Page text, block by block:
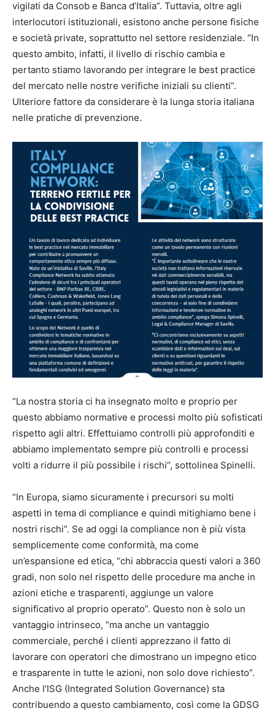
vigilati da Consob e Banca d’Italia”. Tuttavia, oltre agli
interlocutori istituzionali, esistono anche persone fisiche
e società private, soprattutto nel settore residenziale. “In
questo ambito, infatti, il livello di rischio cambia e
pertanto stiamo lavorando per integrare le best practice
del mercato nelle nostre verifiche iniziali su clienti”.
Ulteriore fattore da considerare è la lunga storia italiana
nelle pratiche di prevenzione.
“La nostra storia ci ha insegnato molto e proprio per
questo abbiamo normative e processi molto più sofisticati
rispetto agli altri. Effettuiamo controlli più approfonditi e
abbiamo implementato sempre più controlli e processi
volti a ridurre il più possibile i rischi”, sottolinea Spinelli.
“In Europa, siamo sicuramente i precursori su molti
aspetti in tema di compliance e quindi mitighiamo bene i
nostri rischi”. Se ad oggi la compliance non è più vista
semplicemente come conformità, ma come
un’espansione ed etica, “chi abbraccia questi valori a 360
gradi, non solo nel rispetto delle procedure ma anche in
azioni etiche e trasparenti, aggiunge un valore
significativo al proprio operato”. Questo non è solo un
vantaggio intrinseco, “ma anche un vantaggio
commerciale, perché i clienti apprezzano il fatto di
lavorare con operatori che dimostrano un impegno etico
e trasparente in tutte le azioni, non solo dove richiesto”.
Anche l’ISG (Integrated Solution Governance) sta
contribuendo a questo cambiamento, così come la GDSG